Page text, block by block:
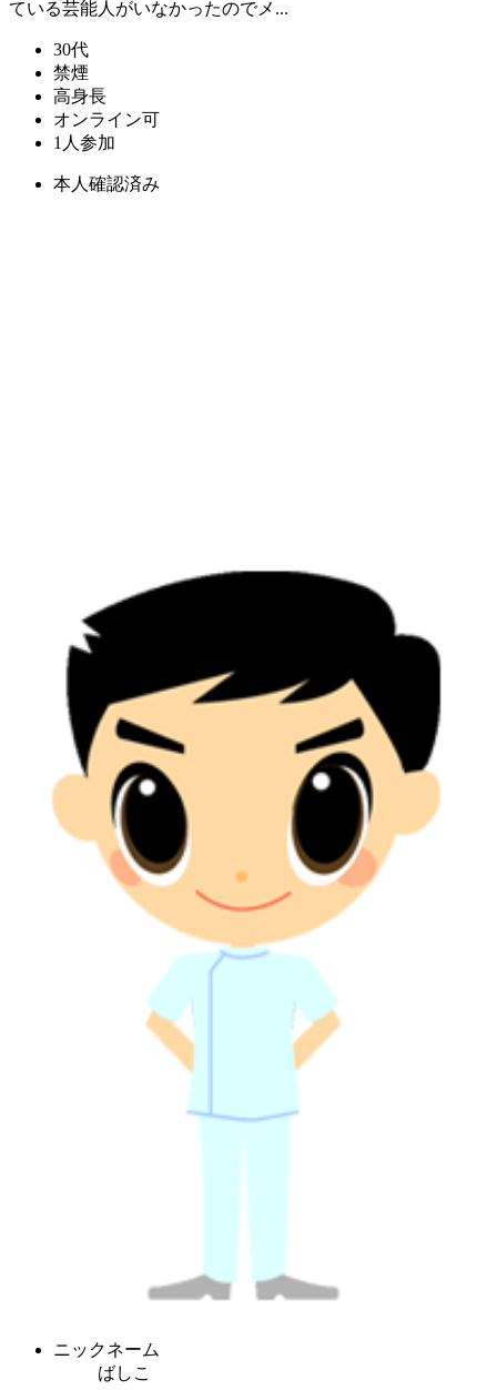
ている芸能人がいなかったのでメ...
30代
禁煙
高身長
オンライン可
1人参加
本人確認済み
ニックネーム
ばしこ